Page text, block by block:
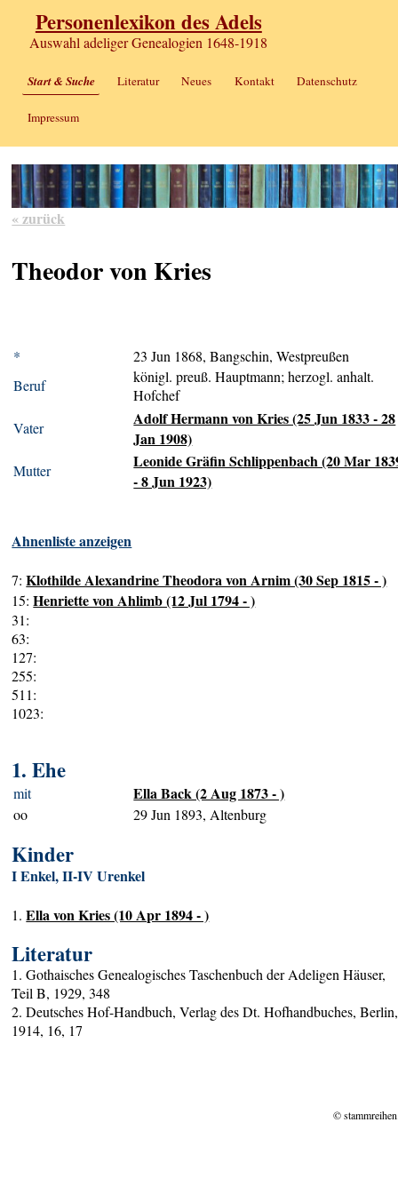
Personenlexikon des Adels
Auswahl adeliger Genealogien 1648-1918
Start & Suche Literatur Neues Kontakt Datenschutz
Impressum
« zurück
Theodor von Kries
*
23 Jun 1868, Bangschin, Westpreußen
Beruf
königl. preuß. Hauptmann; herzogl. anhalt.
Hofchef
Vater
Adolf Hermann von Kries (25 Jun 1833 - 28
Jan 1908)
Mutter
Leonide Gräfin Schlippenbach (20 Mar
- 8 Jun 1923)
Ahnenliste anzeigen
7:Klothilde Alexandrine Theodora von Arnim (30 Sep 1815 - )
15:Henriette von Ahlimb (12 Jul 1794 - )
31:
63:
127:
255:
511:
1023:
1. Ehe
mit Ella Back (2 Aug 1873 - )
oo 29 Jun 1893, Altenburg
Kinder
I Enkel, II-IV Urenkel
1.Ella von Kries (10 Apr 1894 - )
Literatur
1. Gothaisches Genealogisches Taschenbuch der Adeligen Häuser,
Teil B, 1929, 348
2. Deutsches Hof-Handbuch, Verlag des Dt. Hofhandbuches, Berlin,
1914, 16, 17
©